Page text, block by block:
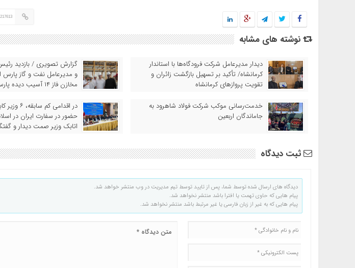
نوشته های مشابه
دیدار مدیرعامل شرکت فرودگاه‌ها با استاندار
کرمانشاه/ تأکید بر تسهیل بازگشت زائران و
تقویت پروازهای کرمانشاه
گزارش تصویری / بازدید
و مدیرعامل نفت و گاز پارس
مخازن فاز ۱۴ آسیب دیده پارس جنوبی
خدمت‌رسانی موکب شرکت فولاد شاهرود به
جاماندگان اربعین
در اقدامی کم
حضور در سفارت ایران در
اتابک وزیر صمت دیدار و
ثبت دیدگاه
دیدگاه های ارسال شده توسط شما، پس از تایید توسط تیم مدیریت در وب منتشر خواهد شد.
پیام هایی که حاوی تهمت یا افترا باشد منتشر نخواهد شد.
پیام هایی که به غیر از زبان فارسی یا غیر مرتبط باشد منتشر نخواهد شد.